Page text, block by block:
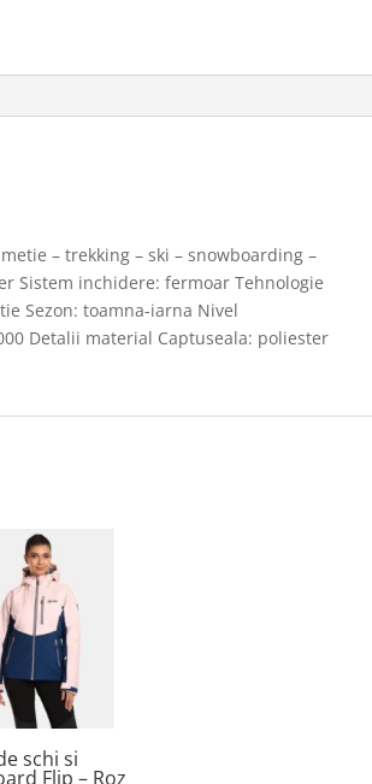
– trekking – ski – snowboarding –
Sistem inchidere: fermoar Tehnologie
Sezon: toamna-iarna Nivel
Detalii material Captuseala: poliester
schi si
Flip – Roz